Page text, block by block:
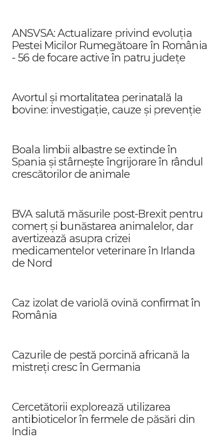
ANSVSA: Actualizare privind evoluția
Pestei Micilor Rumegătoare în România
- 56 de focare active în patru județe
Avortul și mortalitatea perinatală la
bovine: investigație, cauze și prevenție
Boala limbii albastre se extinde în
Spania și stârnește îngrijorare în rândul
crescătorilor de animale
BVA salută măsurile post-Brexit pentru
comerț și bunăstarea animalelor, dar
avertizează asupra crizei
medicamentelor veterinare în Irlanda
de Nord
Caz izolat de variolă ovină confirmat în
România
Cazurile de pestă porcină africană la
mistreți cresc în Germania
Cercetătorii explorează utilizarea
antibioticelor în fermele de păsări din
India